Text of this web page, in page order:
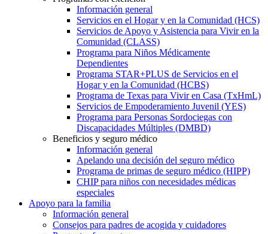
Información general
Servicios en el Hogar y en la Comunidad (HCS)
Servicios de Apoyo y Asistencia para Vivir en la
Comunidad (CLASS)
Programa para Niños Médicamente
Dependientes
Programa STAR+PLUS de Servicios en el
Hogar y en la Comunidad (HCBS)
Programa de Texas para Vivir en Casa (TxHmL)
Servicios de Empoderamiento Juvenil (YES)
Programa para Personas Sordociegas con
Discapacidades Múltiples (DMBD)
Beneficios y seguro médico
Información general
Apelando una decisión del seguro médico
Programa de primas de seguro médico (HIPP)
CHIP para niños con necesidades médicas
especiales
Apoyo para la familia
Información general
Consejos para padres de acogida y cuidadores